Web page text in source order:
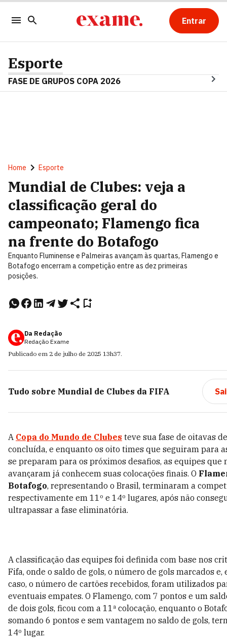
Entrar
Esporte
FASE DE GRUPOS COPA 2026
Home Esporte
Mundial de Clubes: veja a
classificação geral do
campeonato; Flamengo fica
na frente do Botafogo
Enquanto Fluminense e Palmeiras avançam às quartas, Flamengo e
Botafogo encerram a competição entre as dez primeiras
posições.
Da Redação
Redação Exame
Publicado em 2 de julho de 2025 13h37.
Tudo sobre Mundial de Clubes da FIFA
A Copa do Mundo de Clubes teve sua fase de oitavas
concluída, e enquanto os oito times que seguiram para
se preparam para os próximos desafios, as equipes que
avançaram já conhecem suas colocações finais. O
Botafogo, representando o Brasil, terminaram a
respectivamente em 11º e 14º lugares, após não
ultrapassar a fase eliminatória.
A classificação das equipes foi definida com base nos
Fifa, onde o saldo de gols, o número de gols marcados
caso, o número de cartões recebidos, foram utilizados
eventuais empates. O Flamengo, com 7 pontos e um
de dois gols, ficou com a 11ª colocação, enquanto o
somando 6 pontos e sem vantagem no saldo de gols,
14º lugar.